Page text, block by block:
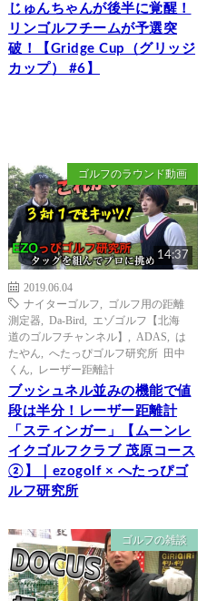
じゅんちゃんが後半に覚醒！
リンゴルフチームが予選突
破！【Gridge Cup（グリッジ
カップ） #6】
ゴルフのラウンド動画
14:37
2019.06.04
ナイターゴルフ
ゴルフ用の距離
測定器
Da-Bird
エゾゴルフ【北海
道のゴルフチャンネル】
ADAS
は
たやん
へたっぴゴルフ研究所 田中
くん
レーザー距離計
ブッシュネル並みの機能で値
段は半分！レーザー距離計
「スティンガー」【ムーンレ
イクゴルフクラブ 茂原コース
②】｜ezogolf × へたっぴゴ
ルフ研究所
ゴルフの雑談